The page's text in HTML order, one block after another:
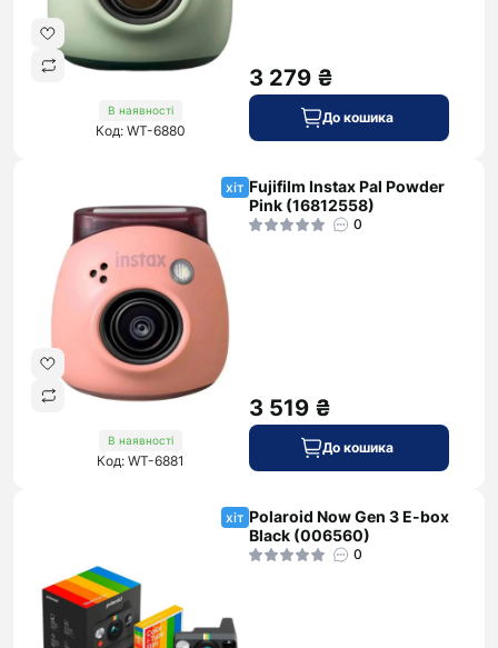
В наявності
Код: WT-6880
3 279 ₴
До кошика
хіт
В наявності
Код: WT-6881
Fujifilm Instax Pal Powder
Pink (16812558)
0
3 519 ₴
До кошика
хіт Polaroid Now Gen 3 E-box
Black (006560)
0